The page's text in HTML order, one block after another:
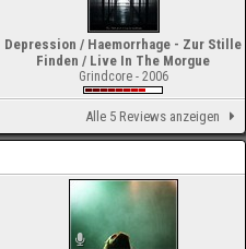
Depression / Haemorrhage - Zur Stille
Finden / Live In The Morgue
Grindcore - 2006
Alle 5 Reviews anzeigen